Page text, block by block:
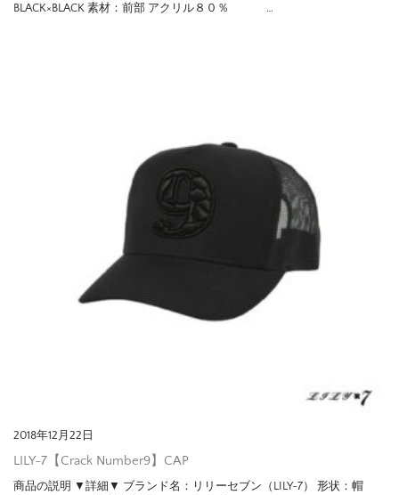
BLACK×BLACK 素材：前部 アクリル８０％ …
2018年12月22日
LILY-7【Crack Number9】CAP
商品の説明 ▼詳細▼ ブランド名：リリーセブン（LILY-7） 形状：帽